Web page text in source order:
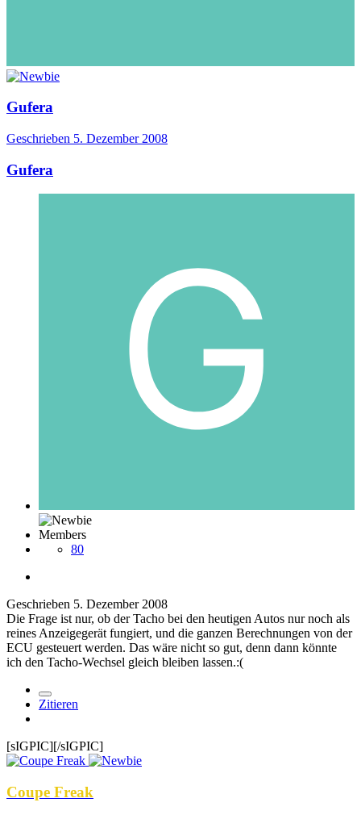
Gufera
Geschrieben 5. Dezember 2008
Gufera
Members
80
Geschrieben 5. Dezember 2008
Die Frage ist nur, ob der Tacho bei den heutigen Autos nur noch als
reines Anzeigegerät fungiert, und die ganzen Berechnungen von der
ECU gesteuert werden. Das wäre nicht so gut, denn dann könnte
ich den Tacho-Wechsel gleich bleiben lassen.:(
Zitieren
[sIGPIC][/sIGPIC]
Coupe Freak